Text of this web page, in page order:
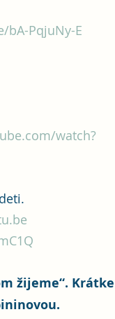
bA-PqjuNy-E
watch?
žijeme“. Krátke